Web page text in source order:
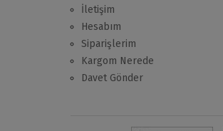
İletişim
Hesabım
Siparişlerim
Kargom Nerede
Davet Gönder